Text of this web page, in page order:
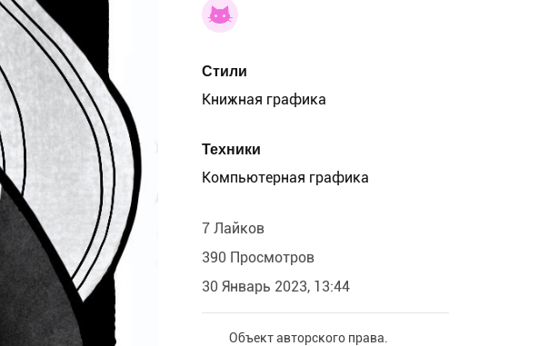
Стили
Книжная графика
Техники
Компьютерная графика
7 Лайков
390 Просмотров
30 Январь 2023, 13:44
Объект авторского права.